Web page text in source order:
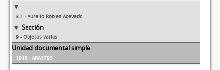
3.1 - Aurelio Robles Acevedo
Sección
9 - Objetos varios
Unidad documental simple
1918 - ARA1793